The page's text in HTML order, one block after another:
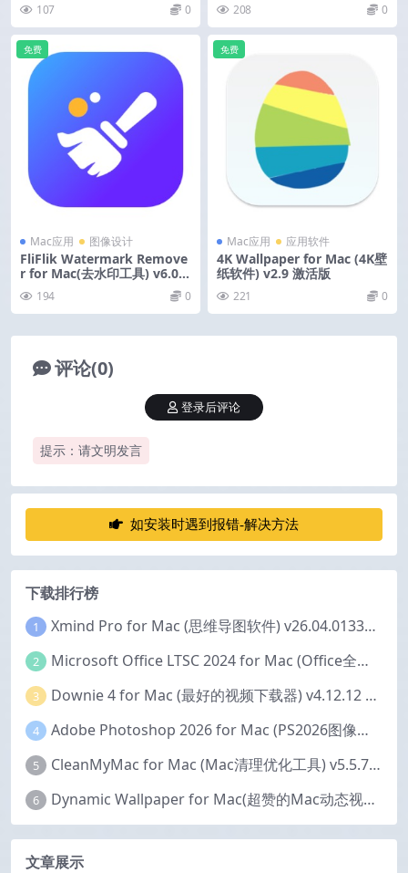
107 0 208 0
Mac应用 图像设计
FliFlik Watermark Remove
r for Mac(去水印工具) v6.0.0
激活版
免费
194 0
Mac应用 应用软件
4K Wallpaper for Mac (4K壁
纸软件) v2.9 激活版
免费
221 0
评论(0)
提示：请文明发言
登录后评论
如安装时遇到报错-解决方法
下载排行榜
1 Xmind Pro for Mac (思维导图软件) v26.04.01337 永久激活版
2 Microsoft Office LTSC 2024 for Mac (Office全家桶) v16.111.2 中文激活版
3 Downie 4 for Mac (最好的视频下载器) v4.12.12 激活版
4 Adobe Photoshop 2026 for Mac (PS2026图像编辑处理软件) v27.6.0 中文版
5 CleanMyMac for Mac (Mac清理优化工具) v5.5.7 激活版
6 Dynamic Wallpaper for Mac(超赞的Mac动态视频壁纸) v25.4 激活版
文章展示